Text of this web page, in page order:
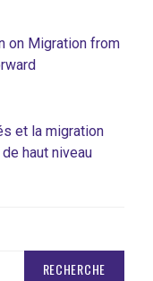
on Migration from
et la migration
haut niveau